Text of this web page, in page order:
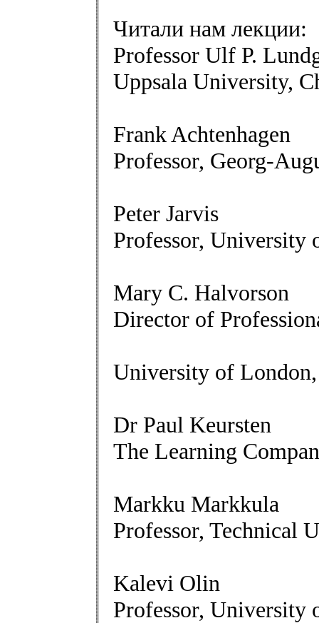
Читали нам лекции:
Professor Ulf P.
Uppsala University,
Frank Achtenhagen
Professor, Georg-
Peter Jarvis
Professor, University
Mary C. Halvorson
Director of
University of
Dr Paul Keursten
The Learning
Markku Markkula
Professor, Technical
Kalevi Olin
Professor, University